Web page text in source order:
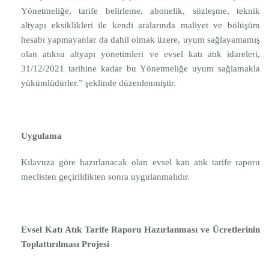
Yönetmeliğe, tarife belirleme, abonelik, sözleşme, teknik
altyapı eksiklikleri ile kendi aralarında maliyet ve bölüşüm
hesabı yapmayanlar da dahil olmak üzere, uyum sağlayamamış
olan atıksu altyapı yönetimleri ve evsel katı atık idareleri,
31/12/2021 tarihine kadar bu Yönetmeliğe uyum sağlamakla
yükümlüdürler.” şeklinde düzenlenmiştir.
Uygulama
Kılavuza göre hazırlanacak olan evsel katı atık tarife raporu
meclisten geçirildikten sonra uygulanmalıdır.
Evsel Katı Atık Tarife Raporu Hazırlanması ve Ücretlerinin
Toplattırılması Projesi